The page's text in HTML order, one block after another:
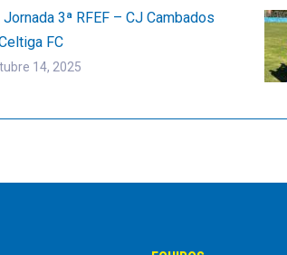
Jornada 3ª RFEF – CJ Cambados
FC
14, 2025